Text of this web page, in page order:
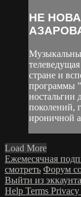
НЕ
стране и
программы
ностальгии
поколений,
ироничной
Load More
Ежемесячная
смотреть Форум
Выйти из эккаунта
Help Terms Privacy